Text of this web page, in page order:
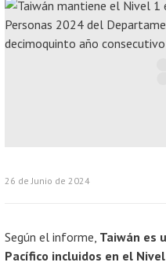
26 de Junio de 2024
Según el informe, Taiwán es
Pacífico incluidos en el